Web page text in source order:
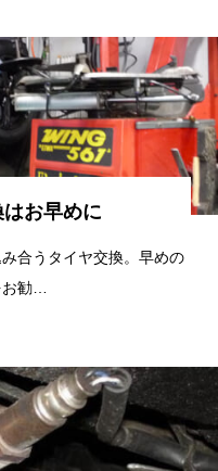
お早めに
合うタイヤ交換。早めの
お勧…